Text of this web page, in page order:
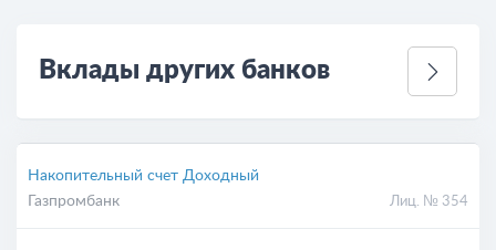
Вклады других банков
Накопительный счет Доходный
Газпромбанк
Лиц. № 354